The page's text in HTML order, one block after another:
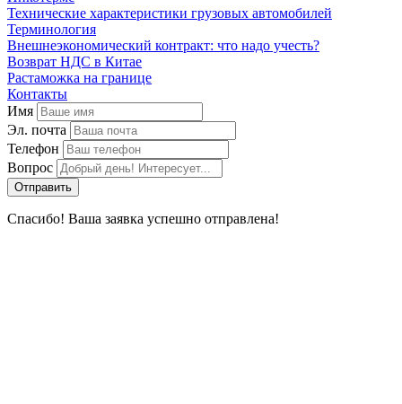
Технические характеристики грузовых автомобилей
Терминология
Внешнеэкономический контракт: что надо учесть?
Возврат НДС в Китае
Растаможка на границе
Контакты
Имя
Эл. почта
Телефон
Вопрос
Спасибо! Ваша заявка успешно отправлена!